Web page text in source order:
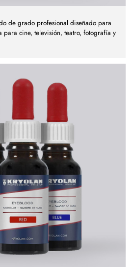
de grado profesional diseñado para
para cine, televisión, teatro, fotografía y